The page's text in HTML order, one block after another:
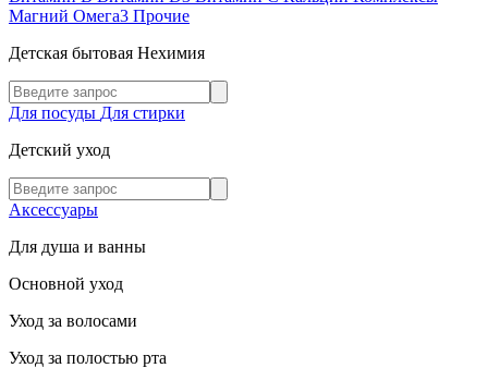
Магний Омега3 Прочие
Детская бытовая Нехимия
Для посуды Для стирки
Детский уход
Аксессуары
Для душа и ванны
Основной уход
Уход за волосами
Уход за полостью рта